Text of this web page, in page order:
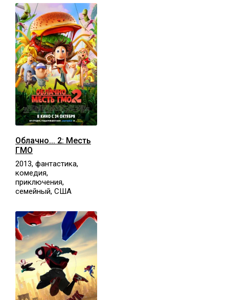
Облачно... 2: Месть
ГМО
2013, фантастика,
комедия,
приключения,
семейный, США